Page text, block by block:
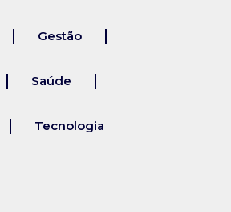
Gestão
Saúde
Tecnologia